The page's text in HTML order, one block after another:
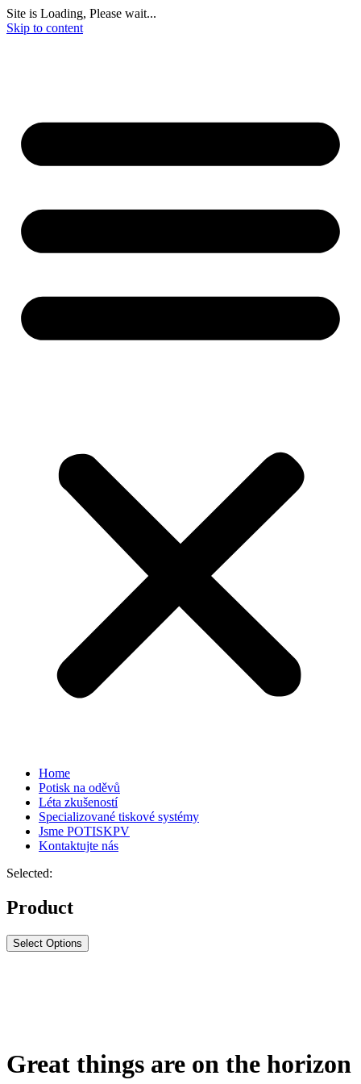
Site is Loading, Please wait...
Skip to content
Home
Potisk na oděvů
Léta zkušeností
Specializované tiskové systémy
Jsme POTISKPV
Kontaktujte nás
Selected:
Product
Select Options
Great things are on the horizon